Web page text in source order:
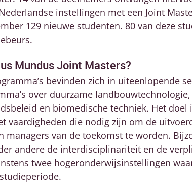
instellingen met een Joint
129 nieuwe studenten. 80 van deze
Mundus Joint Masters?
bevinden zich in uiteenlopende
over duurzame
en biomedische techniek. Het doel
vaardigheden die nodig zijn om de
managers van de toekomst te worden.
andere de interdisciplinariteit en de
twee hogeronderwijsinstellingen